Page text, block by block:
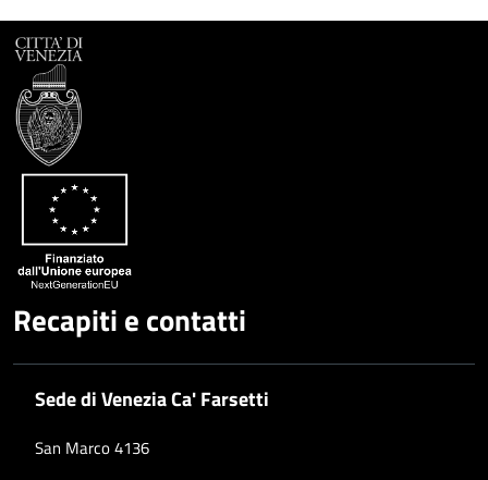
Recapiti e contatti
Sede di Venezia Ca' Farsetti
San Marco 4136